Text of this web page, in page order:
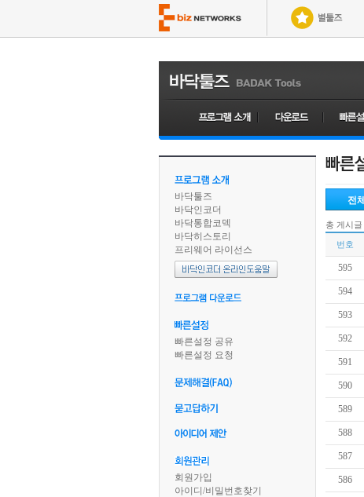
바닥툴즈
바닥인코더
바닥통합코덱
바닥히스토리
프리웨어 라이선스
빠른설정 공유
빠른설정 요청
회원가입
아이디 /비밀번호찾기
전체
총 게시글
번호
595
594
593
592
591
590
589
588
587
586